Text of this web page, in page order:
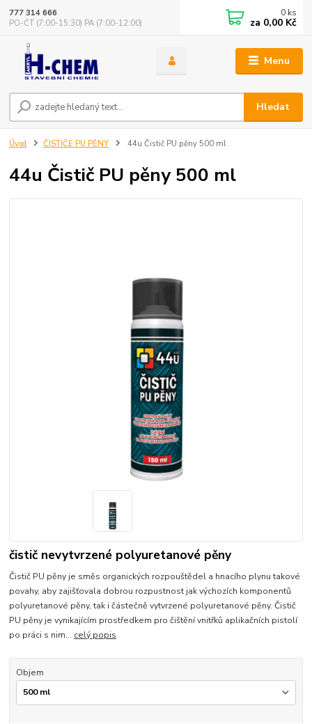
Menu
Hledat
777 314 666
PO-ČT (7:00-15:30) PA (7:00-12:00)
0 ks
za 0,00 Kč
Úvod ČISTIČE PU PĚNY 44u Čistič PU pěny 500 ml
44u Čistič PU pěny 500 ml
čistič nevytvrzené polyuretanové pěny
Čistič PU pěny je směs organických rozpouštědel a hnacího plynu takové
povahy, aby zajišťovala dobrou rozpustnost jak výchozích komponentů
polyuretanové pěny, tak i částečně vytvrzené polyuretanové pěny. Čistič
PU pěny je vynikajícím prostředkem pro čištění vnitřků aplikačních pistolí
po práci s nim... celý popis
Objem